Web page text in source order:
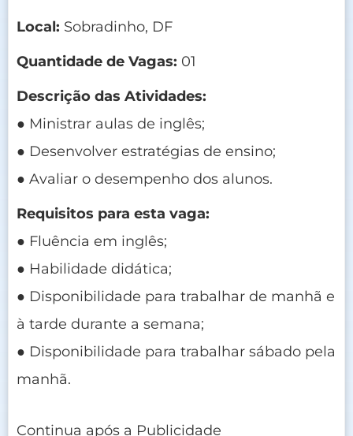
Local: Sobradinho, DF
Quantidade de Vagas: 01
Descrição das Atividades:
● Ministrar aulas de inglês;
● Desenvolver estratégias de ensino;
● Avaliar o desempenho dos alunos.
Requisitos para esta vaga:
● Fluência em inglês;
● Habilidade didática;
● Disponibilidade para trabalhar de manhã e
à tarde durante a semana;
● Disponibilidade para trabalhar sábado pela
manhã.
Continua após a Publicidade